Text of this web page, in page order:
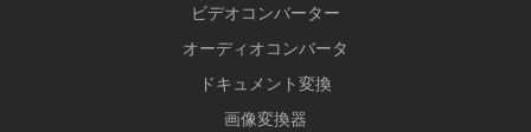
ビデオコンバーター
オーディオコンバータ
ドキュメント変換
画像変換器